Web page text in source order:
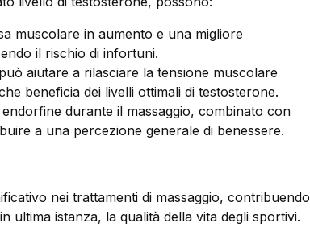
muscolare in aumento e una migliore
il rischio di infortuni.
aiutare a rilasciare la tensione muscolare
beneficia dei livelli ottimali di testosterone.
durante il massaggio, combinato con
a una percezione generale di benessere.
nei trattamenti di massaggio, contribuendo
istanza, la qualità della vita degli sportivi.